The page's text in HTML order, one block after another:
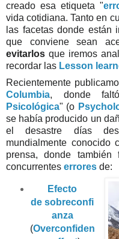
creado esa etiqueta "
vida cotidiana. Tanto en
las facetas donde están
que conviene sean
evitarlos que iremos
recordar las Lesson
Recientemente
Columbia, donde
Psicológica" (o
se había producido un
el desastre días
mundialmente
prensa, donde
concurrentes errores de:
Efecto
de sobreconfi
anza
(Overconfiden